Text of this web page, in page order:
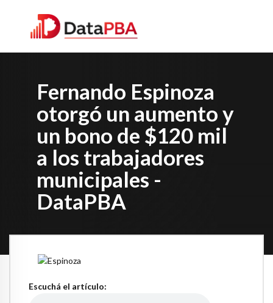
Fernando Espinoza
otorgó un aumento y
un bono de $120 mil
a los trabajadores
municipales -
DataPBA
Escuchá el artículo: